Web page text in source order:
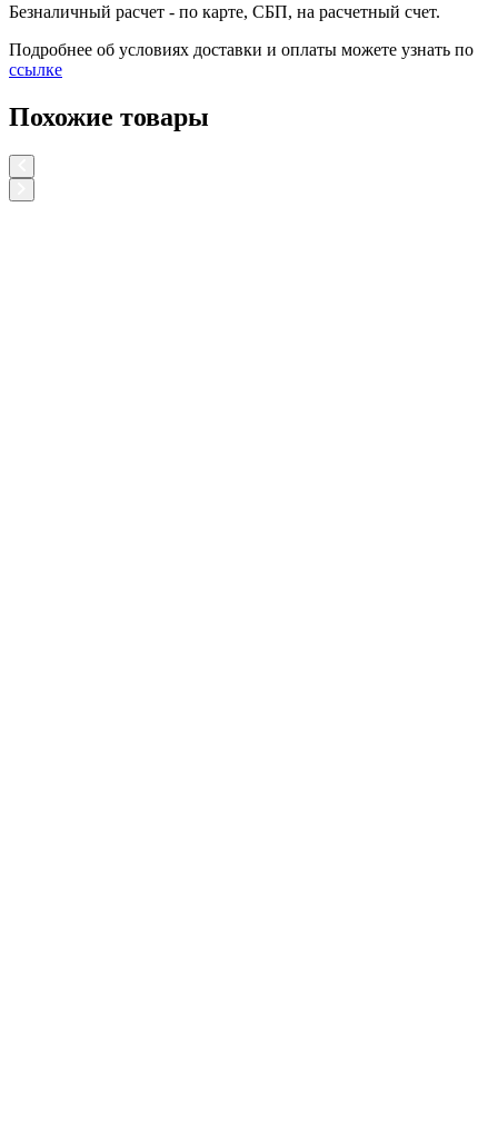
Безналичный расчет - по карте, СБП, на расчетный счет.
Подробнее об условиях доставки и оплаты можете узнать по
ссылке
Похожие товары